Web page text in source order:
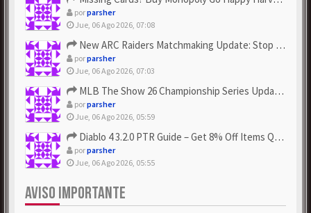
porparsher
Jue, 06 Ago 2026, 07:08
New ARC Raiders Matchmaking Update: Stop Failed - Grab Bluep...
porparsher
Jue, 06 Ago 2026, 07:03
MLB The Show 26 Championship Series Update! Get Cheap & ...
porparsher
Jue, 06 Ago 2026, 05:59
Diablo 4 3.2.0 PTR Guide – Get 8% Off Items Quickly to Test ...
porparsher
Jue, 06 Ago 2026, 05:55
AVISO IMPORTANTE